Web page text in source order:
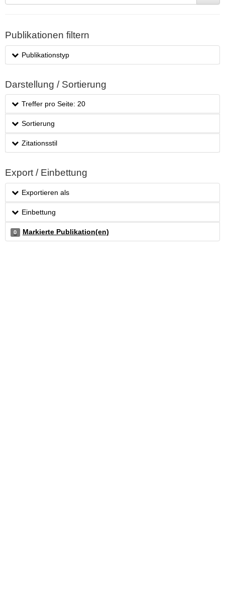
Publikationen filtern
Publikationstyp
Darstellung / Sortierung
Treffer pro Seite: 20
Sortierung
Zitationsstil
Export / Einbettung
Exportieren als
Einbettung
0 Markierte Publikation(en)